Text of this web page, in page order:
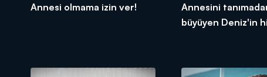
Annesi olmama izin ver!
Annesini
büyüyen Deniz'in